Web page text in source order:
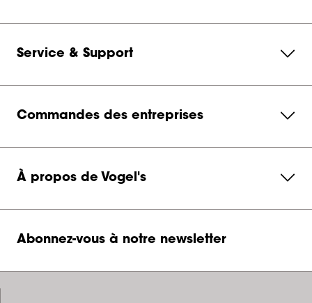
Service & Support
Commandes des entreprises
À propos de Vogel's
Abonnez-vous à notre newsletter